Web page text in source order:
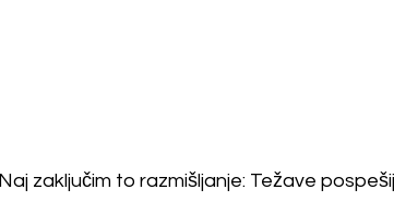
Naj zaključim to razmišljanje: Težave